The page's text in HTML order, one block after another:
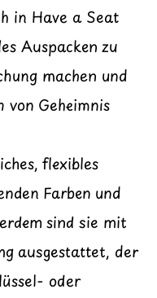
in Have a Seat
Auspacken zu
machen und
von Geheimnis
flexibles
Farben und
sind sie mit
ausgestattet, der
oder